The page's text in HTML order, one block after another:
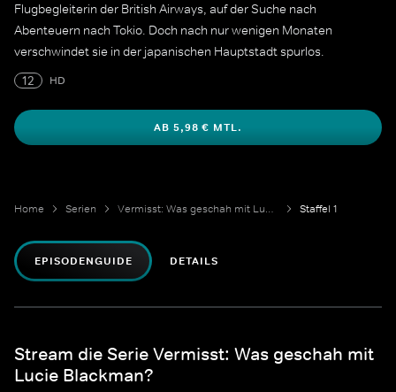
Flugbegleiterin der British Airways, auf der Suche nach
Abenteuern nach Tokio. Doch nach nur wenigen Monaten
verschwindet sie in der japanischen Hauptstadt spurlos.
12
HD
AB 5,98 € MTL.
Home Serien Vermisst: Was geschah mit Lucie Blackman? Staffel 1
EPISODENGUIDE DETAILS
Stream die Serie Vermisst: Was geschah mit
Lucie Blackman?